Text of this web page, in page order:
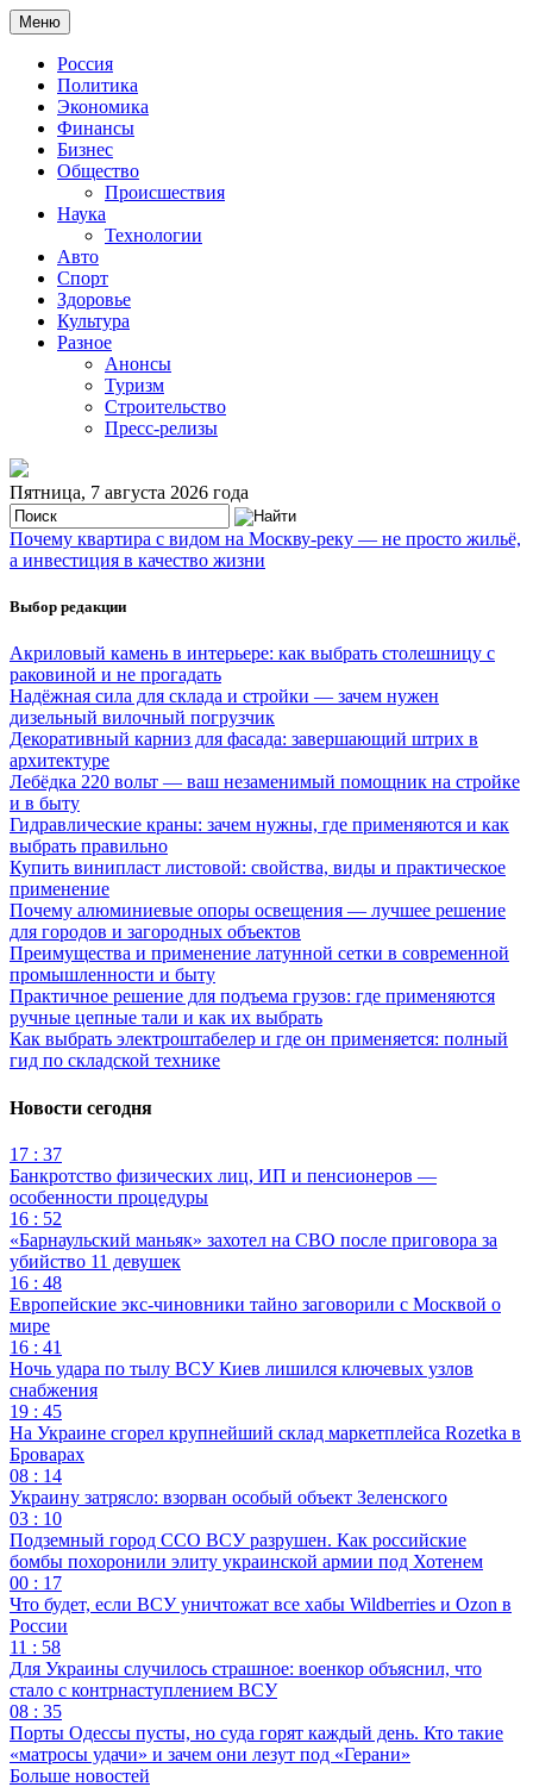
Меню
Россия
Политика
Экономика
Финансы
Бизнес
Общество
Происшествия
Наука
Технологии
Авто
Спорт
Здоровье
Культура
Разное
Анонсы
Туризм
Строительство
Пресс-релизы
Пятница, 7 августа 2026 года
Почему квартира с видом на Москву-реку — не просто жильё,
а инвестиция в качество жизни
Выбор редакции
Акриловый камень в интерьере: как выбрать столешницу с
раковиной и не прогадать
Надёжная сила для склада и стройки — зачем нужен
дизельный вилочный погрузчик
Декоративный карниз для фасада: завершающий штрих в
архитектуре
Лебёдка 220 вольт — ваш незаменимый помощник на стройке
и в быту
Гидравлические краны: зачем нужны, где применяются и как
выбрать правильно
Купить винипласт листовой: свойства, виды и практическое
применение
Почему алюминиевые опоры освещения — лучшее решение
для городов и загородных объектов
Преимущества и применение латунной сетки в современной
промышленности и быту
Практичное решение для подъема грузов: где применяются
ручные цепные тали и как их выбрать
Как выбрать электроштабелер и где он применяется: полный
гид по складской технике
Новости сегодня
17 : 37
Банкротство физических лиц, ИП и пенсионеров —
особенности процедуры
16 : 52
«Барнаульский маньяк» захотел на СВО после приговора за
убийство 11 девушек
16 : 48
Европейские экс-чиновники тайно заговорили с Москвой о
мире
16 : 41
Ночь удара по тылу ВСУ Киев лишился ключевых узлов
снабжения
19 : 45
На Украине сгорел крупнейший склад маркетплейса Rozetka в
Броварах
08 : 14
Украину затрясло: взорван особый объект Зеленского
03 : 10
Подземный город ССО ВСУ разрушен. Как российские
бомбы похоронили элиту украинской армии под Хотенем
00 : 17
Что будет, если ВСУ уничтожат все хабы Wildberries и Ozon в
России
11 : 58
Для Украины случилось страшное: военкор объяснил, что
стало с контрнаступлением ВСУ
08 : 35
Порты Одессы пусты, но суда горят каждый день. Кто такие
«матросы удачи» и зачем они лезут под «Герани»
Больше новостей